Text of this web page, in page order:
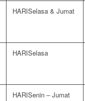
Selasa & Jumat
Selasa
Senin – Jumat